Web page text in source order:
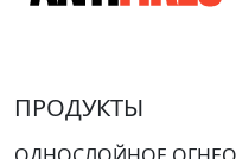
ПРОДУКТЫ